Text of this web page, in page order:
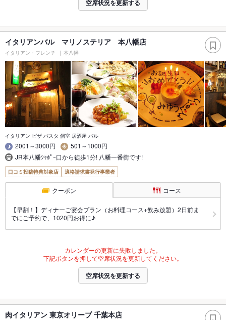
空席状況を更新する
イタリアンバル マリノステリア 本八幡店
イタリアン・フレンチ 本八幡
イタリアン ピザ パスタ 個室 居酒屋 バル
2001～3000円
501～1000円
JR本八幡ｼｬﾎﾟｰ口から徒歩1分! 八幡一番街です!
口コミ投稿特典対象店 適格請求書発行事業者
クーポン コース
【早割！】ディナーご宴会プラン（お料理コース+飲み放題）2日前ま
でにご予約で、1020円お得に♪
カレンダーの更新に失敗しました。
下記ボタンを押して空席状況を更新してください。
空席状況を更新する
肉イタリアン 東京オリーブ 千葉本店